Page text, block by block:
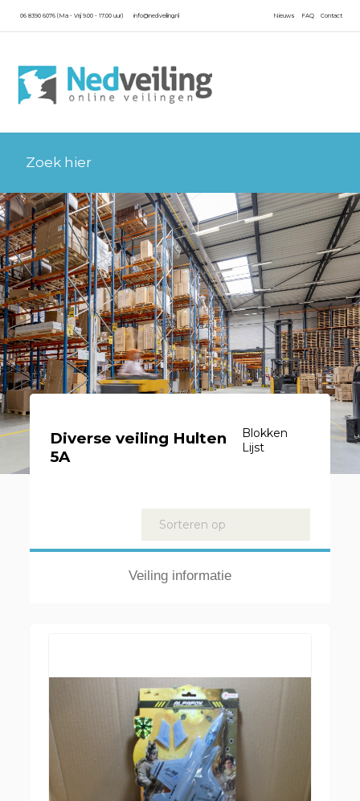
06 8390 6076 (Ma - Vrij 9.00 - 17.00 uur) info@nedveiling.nl Contact
FAQ
Nieuws
Diverse veiling Hulten
5A
Blokken
Lijst
Kavels
Veiling informatie
Sorteren op